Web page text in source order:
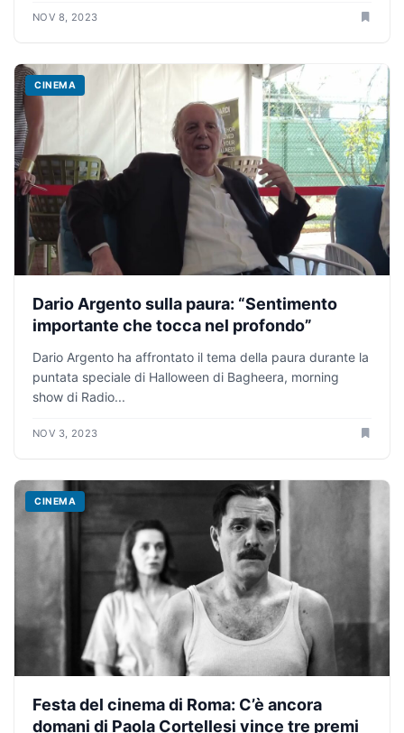
NOV 8, 2023
CINEMA
Dario Argento sulla paura: “Sentimento
importante che tocca nel profondo”
Dario Argento ha affrontato il tema della paura durante la
puntata speciale di Halloween di Bagheera, morning
show di Radio...
NOV 3, 2023
CINEMA
Festa del cinema di Roma: C’è ancora
domani di Paola Cortellesi vince tre premi